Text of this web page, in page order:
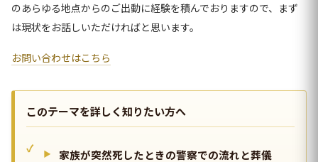
のあらゆる地点からのご出動に経験を積んでおりますので、まず
は現状をお話しいただければと思います。
お問い合わせはこちら
このテーマを詳しく知りたい方へ
家族が突然死したときの警察での流れと葬儀